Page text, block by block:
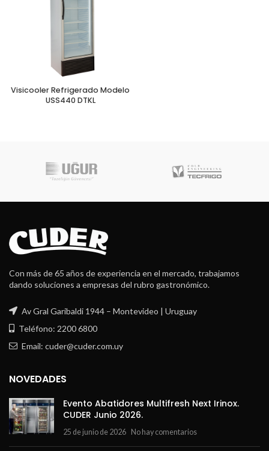
Visicooler Refrigerado Modelo
USS440 DTKL
Con más de 65 años de experiencia en el mercado, trabajamos
dando soluciones a empresas del rubro gastronómico.
Av Gral Garibaldi 1944 – Montevideo | Uruguay
Teléfono: 2200 6800
Email: cuder@cuder.com.uy
NOVEDADES
Evento Abatidores Multifresh Next Irinox.
CUDER Junio 2026.
25 de junio de 2026 No hay comentarios